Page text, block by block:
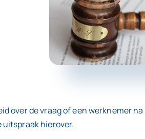
over de vraag of een werknemer
uitspraak hierover.